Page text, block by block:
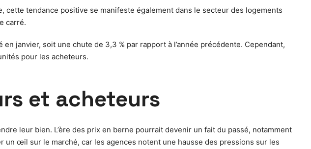
tendance positive se manifeste également dans le secteur des logements
carré.
janvier, soit une chute de 3,3 % par rapport à l’année précédente. Cependant,
pour les acheteurs.
et acheteurs
leur bien. L’ère des prix en berne pourrait devenir un fait du passé, notamment
œil sur le marché, car les agences notent une hausse des pressions sur les